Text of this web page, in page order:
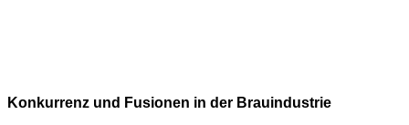
Konkurrenz und Fusionen in der Brauindustrie